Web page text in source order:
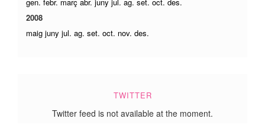
2008
maig juny jul. ag. set. oct. nov. des.
TWITTER
Twitter feed is not available at the moment.